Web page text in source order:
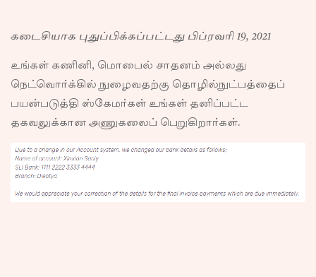
கடைசியாக புதுப்பிக்கப்பட்டது பிப்ரவரி 19, 2021
உங்கள் கணினி, மொபைல் சாதனம் அல்லது
நெட்வொர்க்கில் நுழைவதற்கு தொழில்நுட்பத்தைப்
பயன்படுத்தி ஸ்கேமர்கள் உங்கள் தனிப்பட்ட
தகவலுக்கான அணுகலைப் பெறுகிறார்கள்.